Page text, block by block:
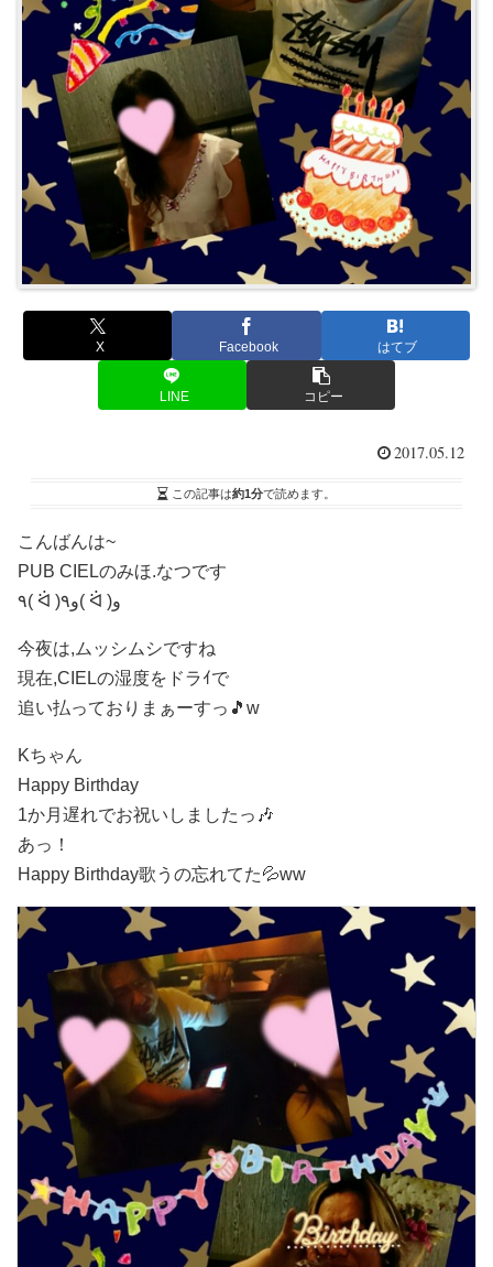
X Facebook はてブ
LINE コピー
2017.05.12
この記事は約1分で読めます。
こんばんは~
PUB CIELのみほ.なつです
٩( ᐛ )و٩( ᐛ )و
今夜は,ムッシムシですね
現在,CIELの湿度をドラｲで
追い払っておりまぁーすっ🎵w
Kちゃん
Happy Birthday
1か月遅れでお祝いしましたっ🎶
あっ！
Happy Birthday歌うの忘れてた💦ww